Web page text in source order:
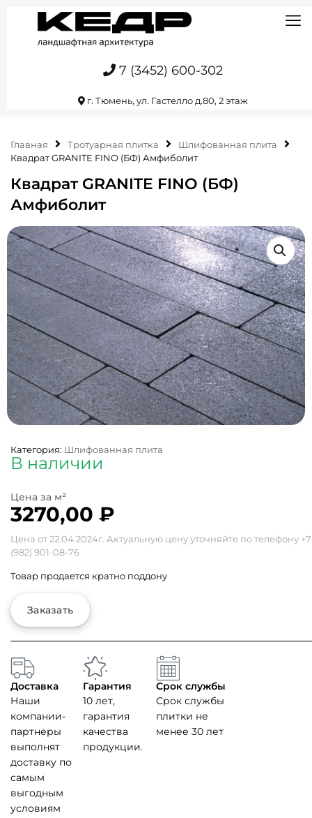
7 (3452) 600-302
г. Тюмень, ул. Гастелло д.80, 2 этаж
Главная Тротуарная плитка
Шлифованная плита
Квадрат GRANITE FINO (БФ) Амфиболит
Квадрат GRANITE FINO (БФ)
Амфиболит
Категория: Шлифованная плита
В наличии
3270,00 ₽
Цена от 22.04.2024г. Актуальную цену уточняйте по телефону +7
(982) 901-08-76
Товар продается кратно поддону
Заказать
Доставка
Наши
компании-
партнеры
выполнят
доставку по
самым
выгодным
условиям
Гарантия
10 лет,
гарантия
качества
продукции.
Срок службы
Срок службы
плитки не
менее 30 лет